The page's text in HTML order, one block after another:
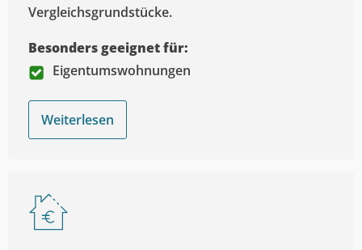
Vergleichsgrundstücke.
Besonders geeignet für:
Eigentumswohnungen
Weiterlesen